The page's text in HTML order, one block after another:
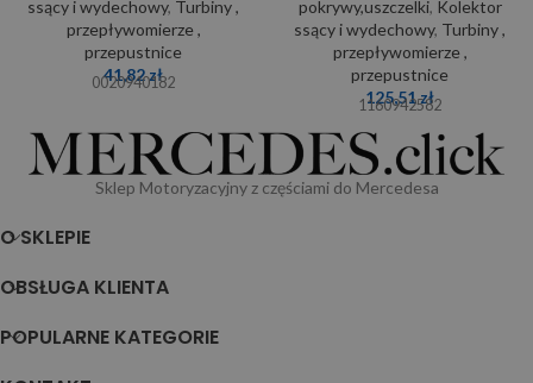
ssący i wydechowy, Turbiny ,
przepływomierze ,
przepustnice
41,82zł
0020940182
pokrywy,uszczelki, Kolektor
ssący i wydechowy, Turbiny ,
przepływomierze ,
przepustnice
125,51zł
1160942582
Sklep Motoryzacyjny z częściami do Mercedesa
O SKLEPIE
OBSŁUGA KLIENTA
POPULARNE KATEGORIE